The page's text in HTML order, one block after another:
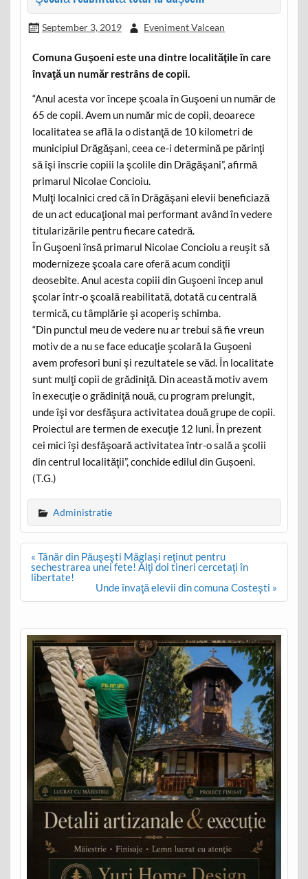
September 3, 2019 Eveniment Valcean
Comuna Guşoeni este una dintre localităţile în care
învaţă un număr restrâns de copii.
“Anul acesta vor începe şcoala în Guşoeni un număr de
65 de copii. Avem un număr mic de copii, deoarece
localitatea se află la o distanţă de 10 kilometri de
municipiul Drăgăşani, ceea ce-i determină pe părinţi
să îşi înscrie copiii la şcolile din Drăgăşani”, afirmă
primarul Nicolae Concioiu.
Mulţi localnici cred că în Drăgăşani elevii beneficiază
de un act educaţional mai performant având în vedere
titularizările pentru fiecare catedră.
În Guşoeni însă primarul Nicolae Concioiu a reuşit să
modernizeze şcoala care oferă acum condiţii
deosebite. Anul acesta copiii din Guşoeni încep anul
şcolar într-o şcoală reabilitată, dotată cu centrală
termică, cu tâmplărie şi acoperiş schimba.
“Din punctul meu de vedere nu ar trebui să fie vreun
motiv de a nu se face educaţie şcolară la Guşoeni
avem profesori buni şi rezultatele se văd. În localitate
sunt mulţi copii de grădiniţă. Din această motiv avem
în execuţie o grădiniţă nouă, cu program prelungit,
unde îşi vor desfăşura activitatea două grupe de copii.
Proiectul are termen de execuţie 12 luni. În prezent
cei mici îşi desfăşoară activitatea într-o sală a şcolii
din centrul localităţii”, conchide edilul din Gușoeni.
(T.G.)
Administratie
Post
navigation
« Tânăr din Păuşeşti Măglaşi reţinut pentru
sechestrarea unei fete! Alţi doi tineri cercetaţi în
libertate!
Unde învaţă elevii din comuna Costeşti »